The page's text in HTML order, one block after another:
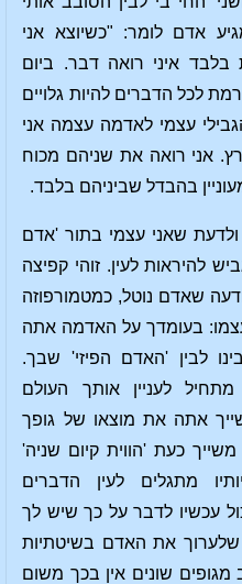
אדם לומר: "כשיוצא אני
בלבד איני רואה דבר. ביום
לכל הדברים להיות גלויים
עצמי לאדמה עצמה אני
אני רואה את שניהם מכוח
בהבדל שביניהם בלבד.
שאני עצמי בתור 'אדם
להיראות לעין. זוהי קפיצה
שאדם נוטל, כמטמורפוזה
בעומדך על האדמה אתה
לבין 'האדם הפיזי' שבך.
לעניין אותך העולם
אתה את מוצאו של גופך
כעת 'הווית קיום שניה'
מתגלים לעין הדברים
עכשיו לדבר על כך שיש לך
שלערוך את האדם בשיטתיות
מגופים שונים אין בכך משום